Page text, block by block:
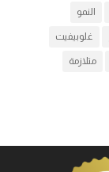
النمو
غلوبيفيت
متلازمة